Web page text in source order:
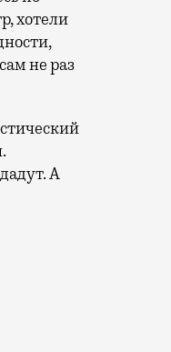
хотели
не раз
А
время был